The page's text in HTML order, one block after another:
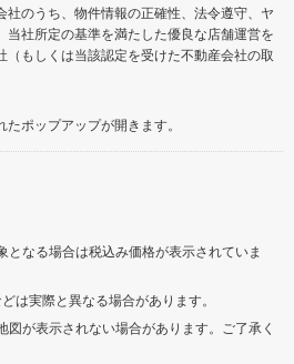
社のうち、物件情報の正確性、法令遵守、ヤ
当社所定の基準を満たした優良な店舗運営を
もしくは当該認定を受けた不動産会社の取
ポップアップが開きます。
となる場合は税込み価格が表示されていま
は実際と異なる場合があります。
が表示されない場合があります。ご了承く